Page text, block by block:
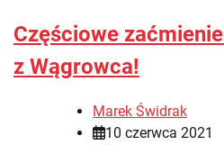
Częściowe
z Wągrowca!
Marek Świdrak
10 czerwca 2021